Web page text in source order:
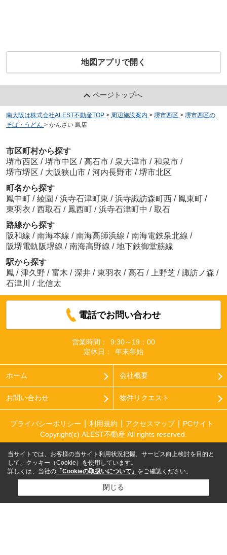
地図アプリで開く
ページトップへ
南大阪は株式会社ALEST不動産TOP > 周辺施設案内 > 堺市西区 > 堺市西区の
そば・うどん > かんさい 鳳店
市区町村から探す
堺市西区 / 堺市中区 / 高石市 / 泉大津市 / 和泉市 /
堺市堺区 / 大阪狭山市 / 河内長野市 / 堺市北区
町名から探す
鳳中町 / 綾園 / 浜寺石津町東 / 浜寺諏訪森町西 / 鳳東町 /
東羽衣 / 西取石 / 鳳西町 / 浜寺石津町中 / 取石
路線から探す
阪和線 / 南海本線 / 南海高師浜線 / 南海電鉄泉北線 /
阪堺電軌阪堺線 / 南海高野線 / 地下鉄御堂筋線
駅から探す
鳳 / 津久野 / 富木 / 深井 / 東羽衣 / 高石 / 上野芝 / 諏訪ノ森 /
石津川
/ 北信太
電話でお問い合わせ
営業時間：
9:30～19：00
定休日：
年末年始
ホーム 会社概要
お問い合わせ 物件リクエスト
プライバシーポリシー 利用規約 アクセスマップ
PCサイト
Copyright(c) ALEST不動産 All rights reserved.
当サイトでは、お客様の当サイト利用状況把握、サービス向上検討を目的と
して、クッキー（Cookie）を使用しています。
詳しくは、当社の 「Cookieの取扱いについて」 をご確認ください。
閉じる